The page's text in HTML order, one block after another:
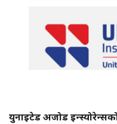
युनाइटेड अजोड